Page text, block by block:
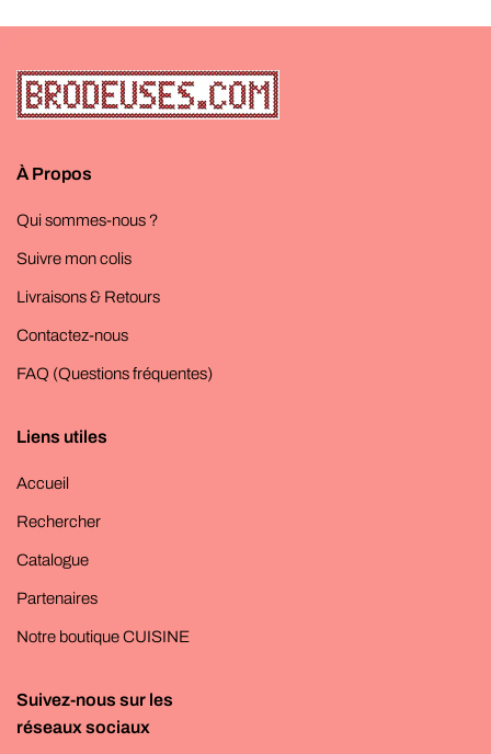
À Propos
Qui sommes-nous ?
Suivre mon colis
Livraisons & Retours
Contactez-nous
FAQ (Questions fréquentes)
Liens utiles
Accueil
Rechercher
Catalogue
Partenaires
Notre boutique CUISINE
Suivez-nous sur les
réseaux sociaux